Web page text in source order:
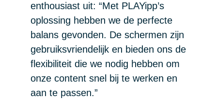
enthousiast uit: “Met PLAYipp’s
oplossing hebben we de perfecte
balans gevonden. De schermen zijn
gebruiksvriendelijk en bieden ons de
flexibiliteit die we nodig hebben om
onze content snel bij te werken en
aan te passen.”